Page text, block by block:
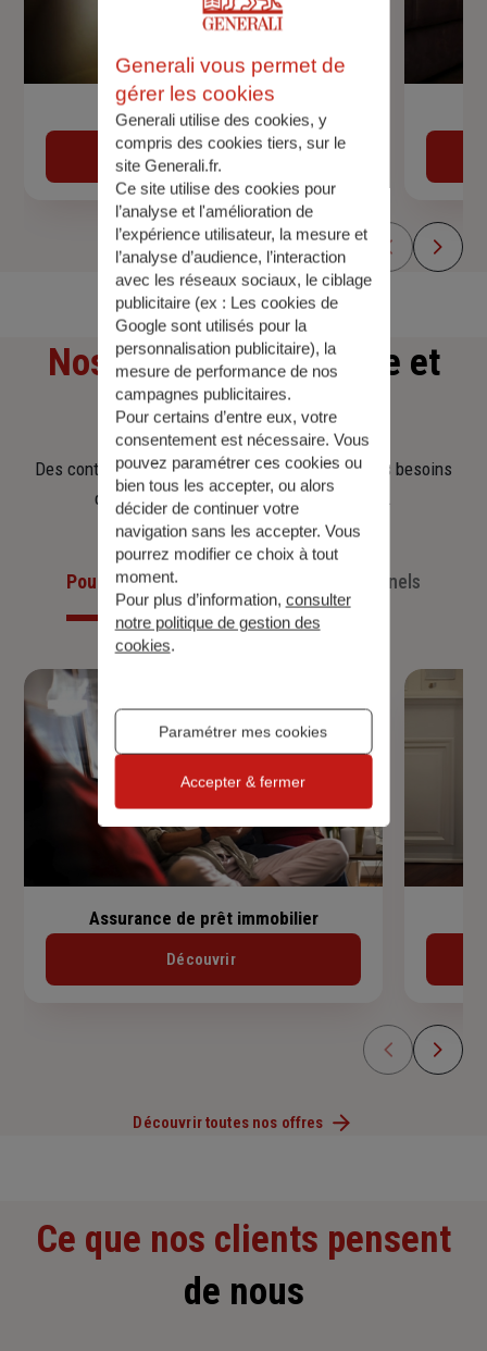
Devis assurance auto
Obtenir une estimation
Nos offresd'assurance et
d'épargne
Des contrats clairs et flexibles pour sécuriser vos besoins
d’aujourd’hui et anticiper ceux de demain.
Pour les particuliers Pour les professionnels
Assurance de prêt immobilier
Découvrir
Découvrir toutes nos offres
Ce que nos clients pensent
de nous
Generali vous permet de
gérer les cookies
Generali utilise des cookies, y
compris des cookies tiers, sur le
site Generali.fr.
Ce site utilise des cookies pour
l’analyse et l'amélioration de
l’expérience utilisateur, la mesure et
l’analyse d’audience, l’interaction
avec les réseaux sociaux, le ciblage
publicitaire (ex : Les cookies de
Google sont utilisés pour la
personnalisation publicitaire), la
mesure de performance de nos
campagnes publicitaires.
Pour certains d’entre eux, votre
consentement est nécessaire. Vous
pouvez paramétrer ces cookies ou
bien tous les accepter, ou alors
décider de continuer votre
navigation sans les accepter. Vous
pourrez modifier ce choix à tout
moment.
Pour plus d’information, consulter
notre politique de gestion des
cookies.
Paramétrer mes cookies
Accepter & fermer